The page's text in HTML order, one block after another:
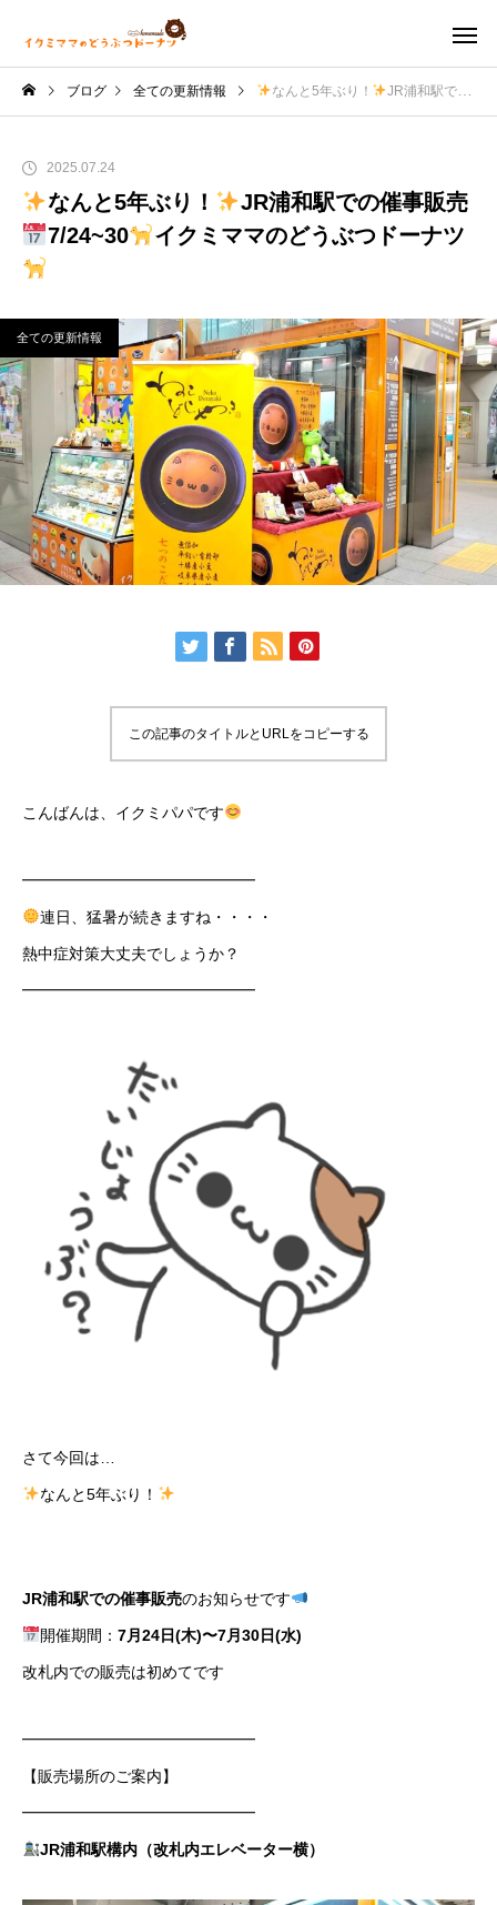
ブログ 全ての更新情報 なんと5年ぶり！ JR浦和駅での催事販売
2025.07.24
なんと5年ぶり！
JR浦和駅での催事販売
7/24~30
イクミママのどうぶつドーナツ
全ての更新情報
この記事のタイトルとURLをコピーする
こんばんは、イクミパパです
━━━━━━━━━━━━━━━
連日、猛暑が続きますね・・・・
熱中症対策大丈夫でしょうか？
━━━━━━━━━━━━━━━
さて今回は…
なんと5年ぶり！
JR浦和駅での催事販売のお知らせです
開催期間： 7月24日(木)〜7月30日(水)
改札内での販売は初めてです
━━━━━━━━━━━━━━━
【販売場所のご案内】
━━━━━━━━━━━━━━━
JR浦和駅構内（改札内エレベーター横）